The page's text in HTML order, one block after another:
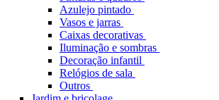
Azulejo pintado
Vasos e jarras
Caixas decorativas
Iluminação e sombras
Decoração infantil
Relógios de sala
Outros